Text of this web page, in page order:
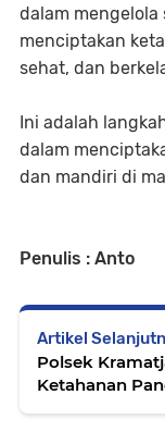
dalam mengelola
menciptakan
sehat, dan
Ini adalah
dalam
dan mandiri di
Penulis : Anto
Artikel
Polsek
Ketahanan